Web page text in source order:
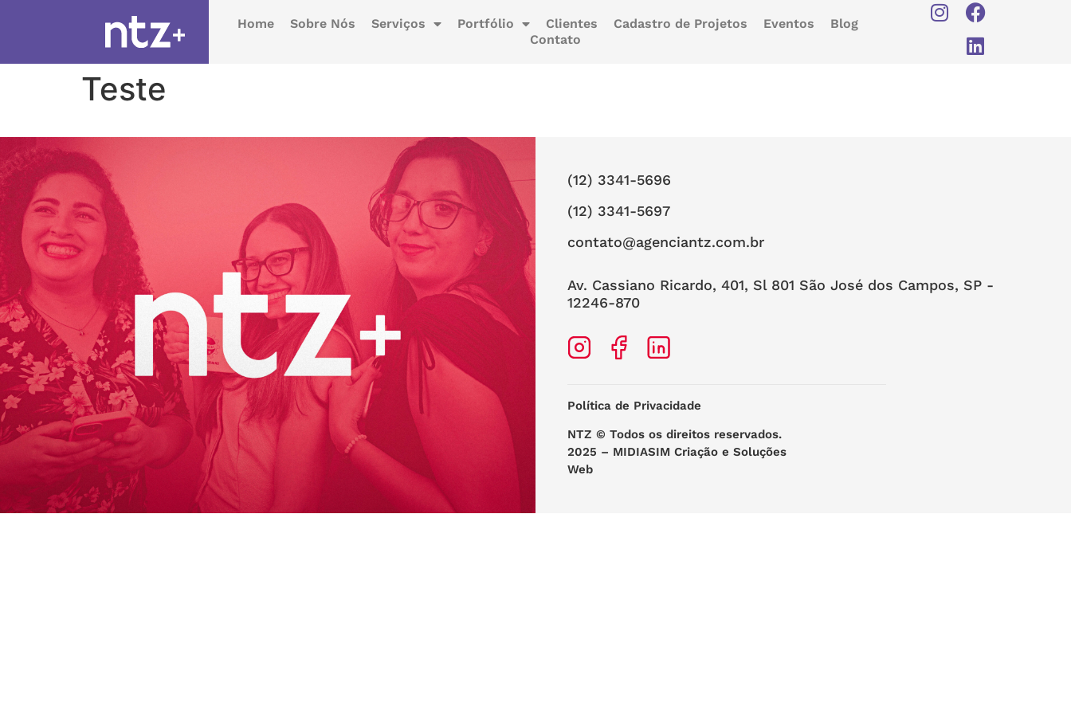
Home Sobre Nós Serviços Portfólio Clientes Cadastro de Projetos Eventos
Blog
Contato
Teste
(12) 3341-5696
(12) 3341-5697
contato@agenciantz.com.br
Av. Cassiano Ricardo, 401, Sl 801 São José dos Campos, SP -
12246-870
Política de Privacidade
NTZ © Todos os direitos reservados.
2025 – MIDIASIM Criação e Soluções
Web